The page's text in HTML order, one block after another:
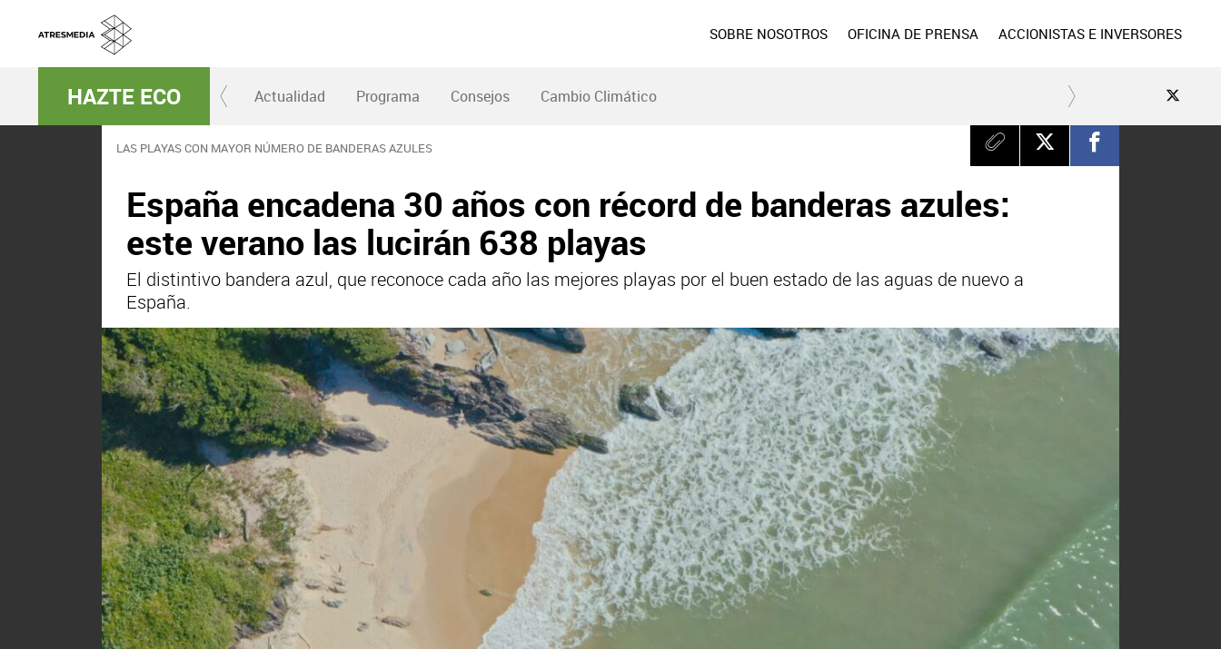
SOBRE NOSOTROS OFICINA DE PRENSA ACCIONISTAS E INVERSORES
HAZTE ECO Actualidad Programa Consejos Cambio Climático
LAS PLAYAS CON MAYOR NÚMERO DE BANDERAS AZULES
España encadena 30 años con récord de banderas azules:
este verano las lucirán 638 playas
El distintivo bandera azul, que reconoce cada año las mejores playas por el buen estado de las aguas de nuevo a
España.